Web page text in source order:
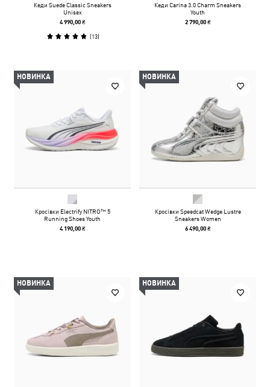
Кеди Suede Classic Sneakers
Unisex
4 990,00 ₴
(13)
Кеди Carina 3.0 Charm Sneakers
Youth
2 790,00 ₴
НОВИНКА
Кросівки Electrify NITRO™ 5
Running Shoes Youth
4 190,00 ₴
НОВИНКА
Кросівки Speedcat Wedge Lustre
Sneakers Women
6 490,00 ₴
НОВИНКА НОВИНКА